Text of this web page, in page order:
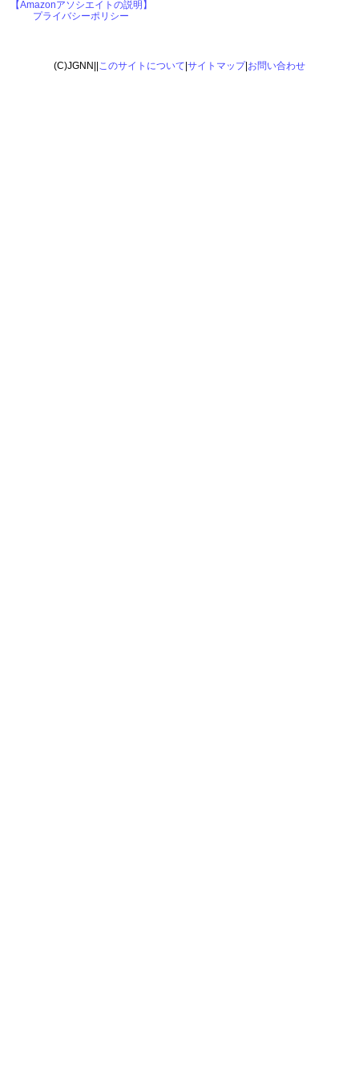
【Amazonアソシエイトの説明】
プライバシーポリシー
(C)JGNN|| このサイトについて サイトマップ| お問い合わせ